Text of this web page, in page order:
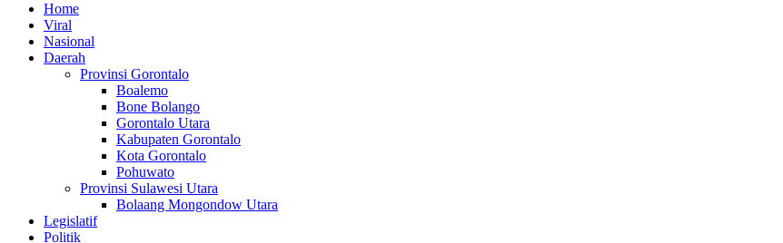
Home
Viral
Nasional
Daerah
Provinsi Gorontalo
Boalemo
Bone Bolango
Gorontalo Utara
Kabupaten Gorontalo
Kota Gorontalo
Pohuwato
Provinsi Sulawesi Utara
Bolaang Mongondow Utara
Legislatif
Politik